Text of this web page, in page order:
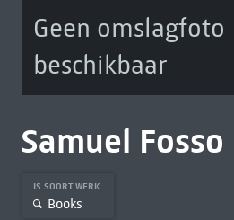
Geen omslagfoto
beschikbaar
Samuel Fosso
IS SOORT WERK
Books